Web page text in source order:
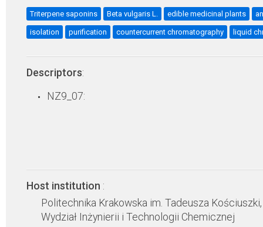
Triterpene saponins Beta vulgaris L. edible medicinal plants
isolation purification countercurrent chromatography liquid
Descriptors:
NZ9_07:
Host institution :
Politechnika Krakowska im. Tadeusza Kościuszki,
Wydział Inżynierii i Technologii Chemicznej